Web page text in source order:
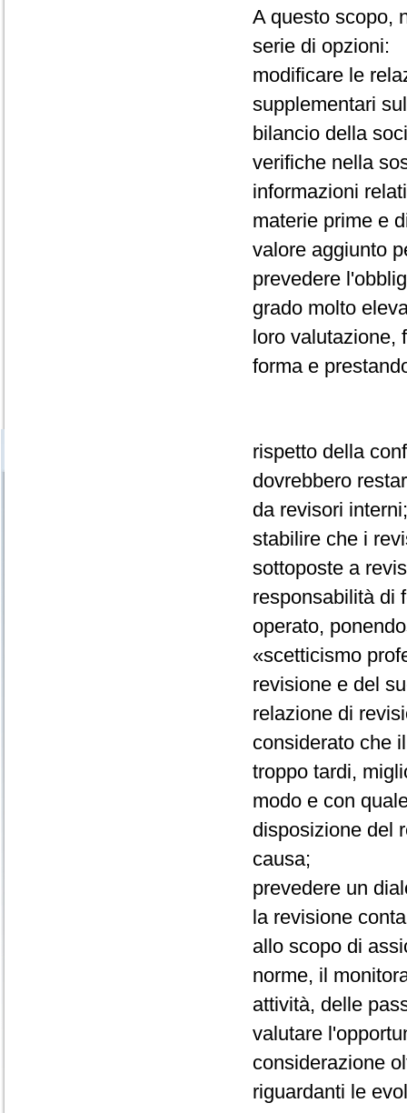
A questo scopo,
serie di opzioni:
modificare le
supplementari
bilancio della
verifiche nella
informazioni
materie prime e
valore aggiunto
prevedere
grado molto
loro valutazione,
forma e
rispetto della
dovrebbero
da revisori interni;
stabilire che i
sottoposte a
responsabilità di
operato,
«scetticismo
revisione e del
relazione di
considerato che
troppo tardi,
modo e con
disposizione del
causa;
prevedere un
la revisione
allo scopo di
norme, il
attività, delle
valutare
considerazione
riguardanti le